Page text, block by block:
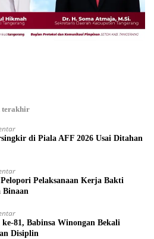
terakhir
di Piala AFF 2026 Usai Ditahan
Pelaksanaan Kerja Bakti
Binaan
81, Babinsa Winongan Bekali
Disiplin